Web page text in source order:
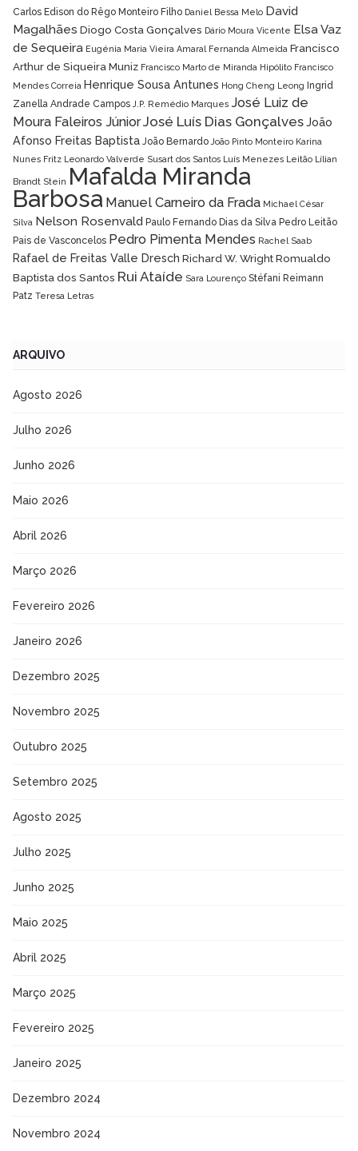
Carlos Edison do Rêgo Monteiro Filho Daniel Bessa Melo David
Magalhães Diogo Costa Gonçalves Dário Moura Vicente Elsa Vaz
de Sequeira Eugénia Maria Vieira Amaral Fernanda Almeida Francisco
Arthur de Siqueira Muniz Francisco Marto de Miranda Hipólito Francisco
Mendes Correia Henrique Sousa Antunes Hong Cheng Leong Ingrid
Zanella Andrade Campos J.P. Remédio Marques José Luiz de
Moura Faleiros JúniorJosé Luís Dias GonçalvesJoão
Afonso Freitas Baptista João Bernardo João Pinto Monteiro Karina
Nunes Fritz Leonardo Valverde Susart dos Santos Luís Menezes Leitão Lílian
Brandt Stein Mafalda Miranda
Barbosa Manuel Carneiro da Frada Michael César
Silva Nelson Rosenvald Paulo Fernando Dias da Silva Pedro Leitão
Pais de Vasconcelos Pedro Pimenta Mendes Rachel Saab
Rafael de Freitas Valle Dresch Richard W. WrightRomualdo
Baptista dos Santos Rui Ataíde Sara Lourenço Stéfani Reimann
Patz Teresa Letras
ARQUIVO
Agosto 2026
Julho 2026
Junho 2026
Maio 2026
Abril 2026
Março 2026
Fevereiro 2026
Janeiro 2026
Dezembro 2025
Novembro 2025
Outubro 2025
Setembro 2025
Agosto 2025
Julho 2025
Junho 2025
Maio 2025
Abril 2025
Março 2025
Fevereiro 2025
Janeiro 2025
Dezembro 2024
Novembro 2024